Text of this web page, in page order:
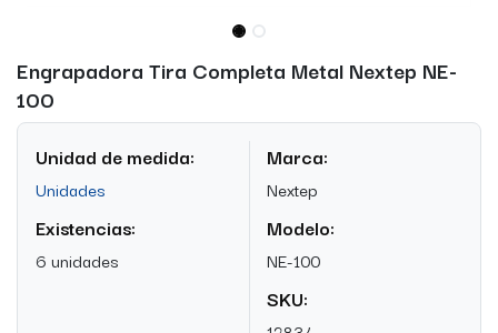
Engrapadora Tira Completa Metal Nextep NE-
100
Unidad de medida:
Unidades
Existencias:
6 unidades
Marca:
Nextep
Modelo:
NE-100
SKU: